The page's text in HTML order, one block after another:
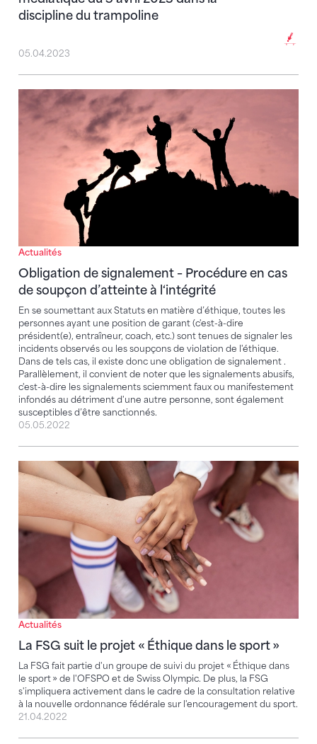
discipline du trampoline
05.04.2023
Actualités
Obligation de signalement – Procédure en cas
de soupçon d’atteinte à l‘intégrité
En se soumettant aux Statuts en matière d’éthique, toutes les
personnes ayant une position de garant (c'est-à-dire
président(e), entraîneur, coach, etc.) sont tenues de signaler les
incidents observés ou les soupçons de violation de l'éthique.
Dans de tels cas, il existe donc une obligation de signalement .
Parallèlement, il convient de noter que les signalements abusifs,
c'est-à-dire les signalements sciemment faux ou manifestement
infondés au détriment d'une autre personne, sont également
susceptibles d’être sanctionnés.
Obligation de signalement – Procédure en cas de
05.05.2022
Actualités
La FSG suit le projet « Éthique dans le sport »
La FSG fait partie d'un groupe de suivi du projet « Éthique dans
le sport » de l'OFSPO et de Swiss Olympic. De plus, la FSG
s'impliquera activement dans le cadre de la consultation relative
à la nouvelle ordonnance fédérale sur l'encouragement du sport.
La FSG suit le projet « Éthique dans le sport »
21.04.2022